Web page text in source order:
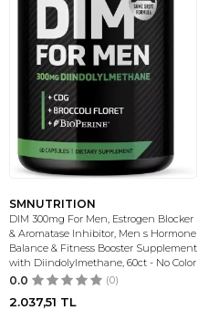
SMNUTRITION
DIM 300mg For Men, Estrogen Blocker
& Aromatase Inhibitor, Men s Hormone
Balance & Fitness Booster Supplement
with Diindolylmethane, 60ct - No Color
0.0 (0)
2.037,51 TL